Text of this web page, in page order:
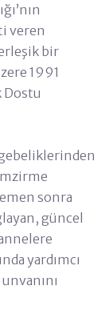
veren
bir
1991
Dostu
sonra
güncel
yardımcı